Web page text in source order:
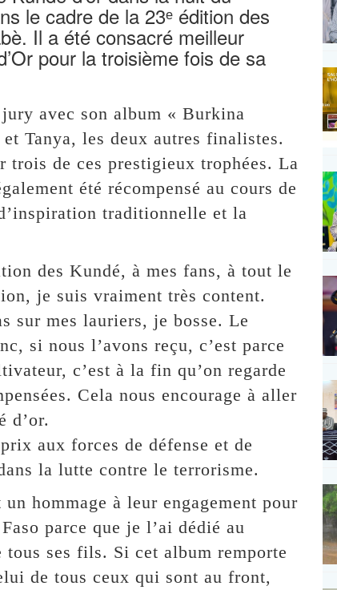
le cadre de la 23ᵉ édition des
Il a été consacré meilleur
pour la troisième fois de sa
avec son album « Burkina
Tanya, les deux autres finalistes.
de ces prestigieux trophées. La
été récompensé au cours de
traditionnelle et la
des Kundé, à mes fans, à tout le
je suis vraiment très content.
sur mes lauriers, je bosse. Le
si nous l’avons reçu, c’est parce
c’est à la fin qu’on regarde
Cela nous encourage à aller
d’or.
aux forces de défense et de
la lutte contre le terrorisme.
hommage à leur engagement pour
parce que je l’ai dédié au
ses fils. Si cet album remporte
de tous ceux qui sont au front,